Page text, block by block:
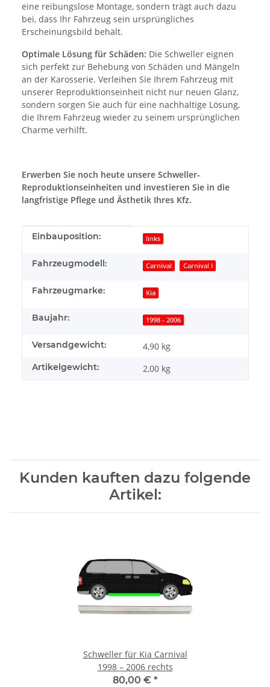
eine reibungslose Montage, sondern trägt auch dazu
bei, dass Ihr Fahrzeug sein ursprüngliches
Erscheinungsbild behält.
Optimale Lösung für Schäden: Die Schweller eignen
sich perfekt zur Behebung von Schäden und Mängeln
an der Karosserie. Verleihen Sie Ihrem Fahrzeug mit
unserer Reproduktionseinheit nicht nur neuen Glanz,
sondern sorgen Sie auch für eine nachhaltige Lösung,
die Ihrem Fahrzeug wieder zu seinem ursprünglichen
Charme verhilft.
Erwerben Sie noch heute unsere Schweller-
Reproduktionseinheiten und investieren Sie in die
langfristige Pflege und Ästhetik Ihres Kfz.
Produkteigenschaft
Wert
Einbauposition: links
Fahrzeugmodell: Carnival Carnival I
Fahrzeugmarke: Kia
Baujahr: 1998 - 2006
Versandgewicht: 4,90 kg
Artikelgewicht: 2,00 kg
Kunden kauften dazu folgende
Artikel:
Schweller für Kia Carnival
1998 – 2006 rechts
80,00 € *